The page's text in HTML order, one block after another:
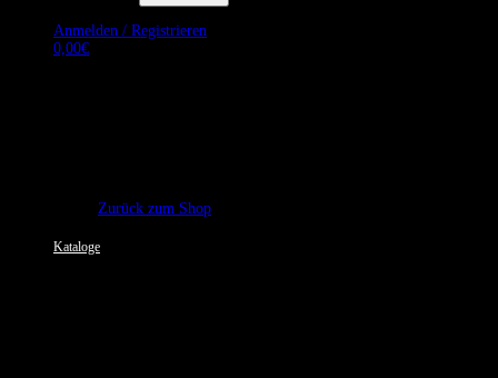
Anmelden / Registrieren
0,00€
Zurück zum Shop
Kataloge